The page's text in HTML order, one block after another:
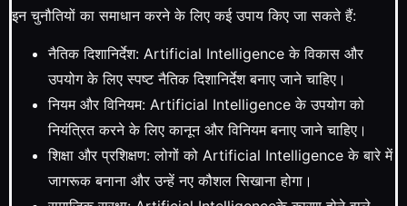
इन चुनौतियों का समाधान करने के लिए कई उपाय किए जा सकते हैं:
नैतिक दिशानिर्देश: Artificial Intelligence के विकास और
उपयोग के लिए स्पष्ट नैतिक दिशानिर्देश बनाए जाने चाहिए।
नियम और विनियम: Artificial Intelligence के उपयोग को
नियंत्रित करने के लिए कानून और विनियम बनाए जाने चाहिए।
शिक्षा और प्रशिक्षण: लोगों को Artificial Intelligence के बारे में
जागरूक बनाना और उन्हें नए कौशल सिखाना होगा।